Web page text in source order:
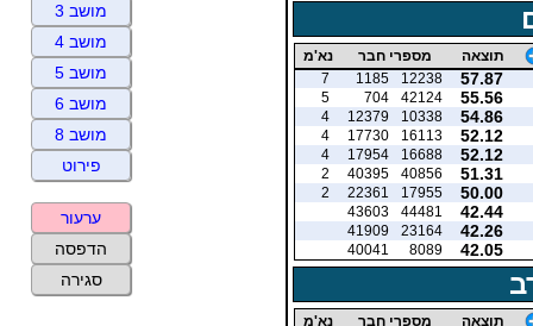
תוצאה מספרי חבר נא'מ
57.87
12238
1185
7
55.56
42124
704
5
54.86
10338
12379
4
52.12
16113
17730
4
52.12
16688
17954
4
51.31
40856
40395
2
50.00
17955
22361
2
42.44
44481
43603
42.26
23164
41909
42.05
8089
40041
תוצאה מספרי חבר נא'מ
מושב 3
מושב 4
מושב 5
מושב 6
מושב 8
פירוט
ערעור
הדפסה
סגירה